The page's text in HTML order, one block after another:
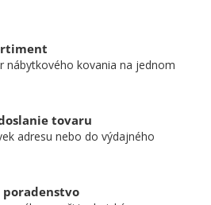
nábytkového kovania na jednom
tovaru
adresu nebo do výdajného
poradenstvo